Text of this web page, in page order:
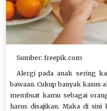
Sumber: freepik.com
Alergi pada anak sering
bawaan. Cukup banyak kasus
membuat kamu sebagai
harus disajikan. Maka di